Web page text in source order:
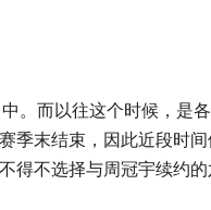
。而以往这个时候，是
季末结束，因此近段时
得不选择与周冠宇续约的